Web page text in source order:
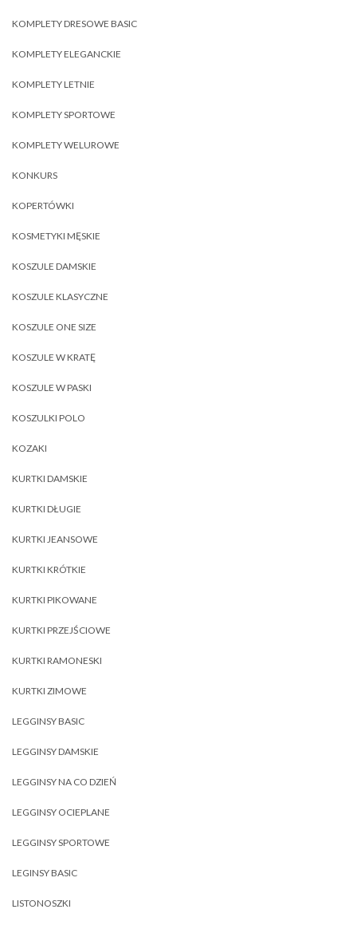
KOMPLETY DRESOWE BASIC
KOMPLETY ELEGANCKIE
KOMPLETY LETNIE
KOMPLETY SPORTOWE
KOMPLETY WELUROWE
KONKURS
KOPERTÓWKI
KOSMETYKI MĘSKIE
KOSZULE DAMSKIE
KOSZULE KLASYCZNE
KOSZULE ONE SIZE
KOSZULE W KRATĘ
KOSZULE W PASKI
KOSZULKI POLO
KOZAKI
KURTKI DAMSKIE
KURTKI DŁUGIE
KURTKI JEANSOWE
KURTKI KRÓTKIE
KURTKI PIKOWANE
KURTKI PRZEJŚCIOWE
KURTKI RAMONESKI
KURTKI ZIMOWE
LEGGINSY BASIC
LEGGINSY DAMSKIE
LEGGINSY NA CO DZIEŃ
LEGGINSY OCIEPLANE
LEGGINSY SPORTOWE
LEGINSY BASIC
LISTONOSZKI